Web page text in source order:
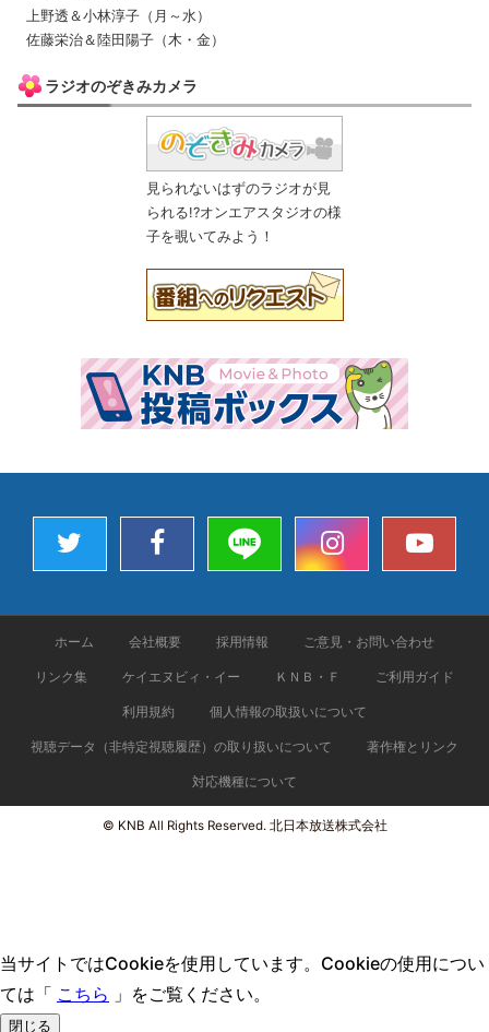
上野透＆小林淳子（月～水）
佐藤栄治＆陸田陽子（木・金）
ラジオのぞきみカメラ
見られないはずのラジオが見
られる!?オンエアスタジオの様
子を覗いてみよう！
ホーム 会社概要 採用情報 ご意見・お問い合わせ
リンク集 ケイエヌビィ・イー ＫＮＢ・Ｆ ご利用ガイド
利用規約 個人情報の取扱いについて
視聴データ（非特定視聴履歴）の取り扱いについて 著作権とリンク
対応機種について
© KNB All Rights Reserved. 北日本放送株式会社